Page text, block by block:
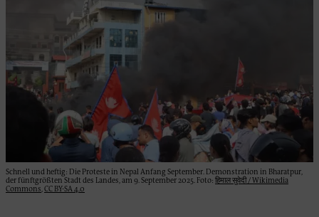
Schnell und heftig: Die Proteste in Nepal Anfang September. Demonstration in Bharatpur,
der fünftgrößten Stadt des Landes, am 9. September 2025. Foto: हिमाल सुवेदी / Wikimedia
Commons,CC BY-SA 4.0